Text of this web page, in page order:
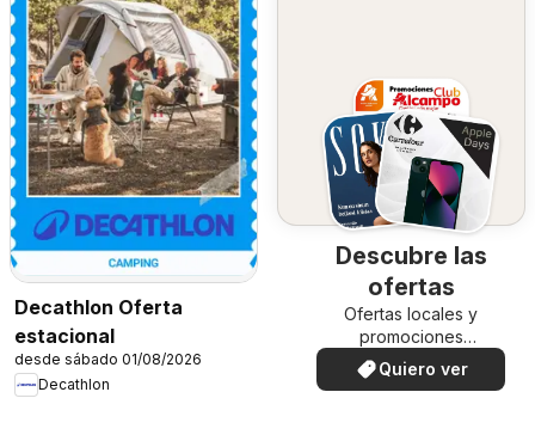
Decathlon Oferta
estacional
desde sábado 01/08/2026
Decathlon
Descubre las
ofertas
Ofertas locales y
promociones
especiales.
Quiero ver